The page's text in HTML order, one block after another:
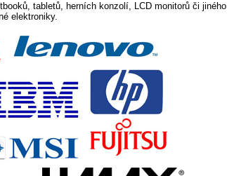
tabletů, herních konzolí, LCD monitorů či jiného
elektroniky.